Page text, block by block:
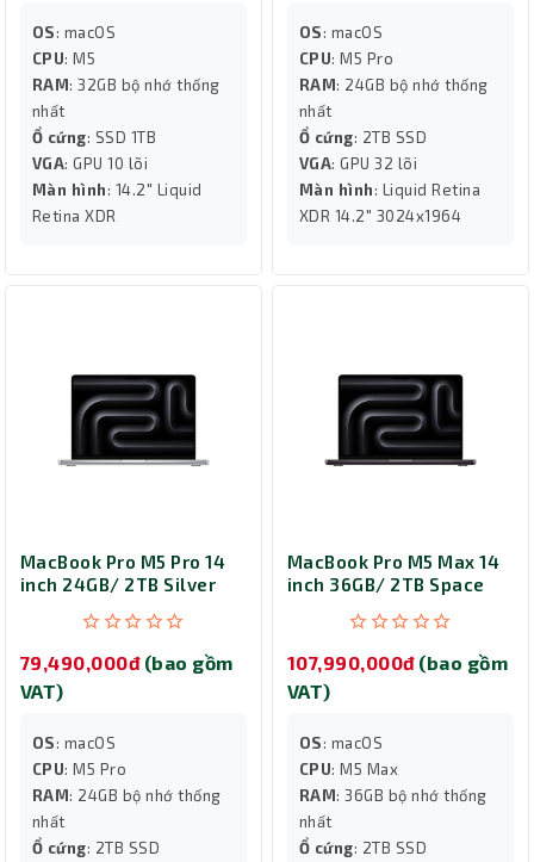
OS: macOS
CPU: M5
RAM: 32GB bộ nhớ thống
nhất
Ổ cứng: SSD 1TB
VGA: GPU 10 lõi
Màn hình: 14.2" Liquid
Retina XDR
OS: macOS
CPU: M5 Pro
RAM: 24GB bộ nhớ thống
nhất
Ổ cứng: 2TB SSD
VGA: GPU 32 lõi
Màn hình: Liquid Retina
XDR 14.2" 3024x1964
MacBook Pro M5 Pro 14
inch 24GB/ 2TB Silver
79,490,000đ (bao gồm
VAT)
OS: macOS
CPU: M5 Pro
RAM: 24GB bộ nhớ thống
nhất
Ổ cứng: 2TB SSD
MacBook Pro M5 Max 14
inch 36GB/ 2TB Space
107,990,000đ (bao gồm
VAT)
OS: macOS
CPU: M5 Max
RAM: 36GB bộ nhớ thống
nhất
Ổ cứng: 2TB SSD